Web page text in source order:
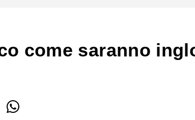
come saranno